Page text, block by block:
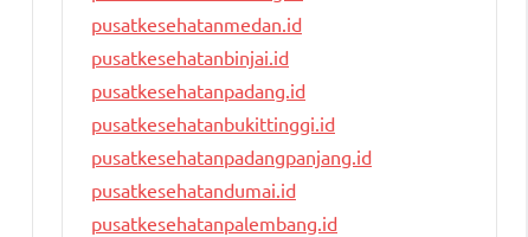
pusatkesehatanmedan.id
pusatkesehatanbinjai.id
pusatkesehatanpadang.id
pusatkesehatanbukittinggi.id
pusatkesehatanpadangpanjang.id
pusatkesehatandumai.id
pusatkesehatanpalembang.id